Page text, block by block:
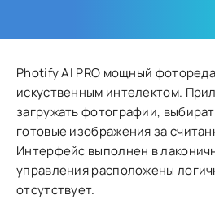
Photify AI PRO мощный
искуственным интелектом.
загружать фотографии,
готовые изображения за
Интерфейс выполнен в
управления расположены
отсутствует.